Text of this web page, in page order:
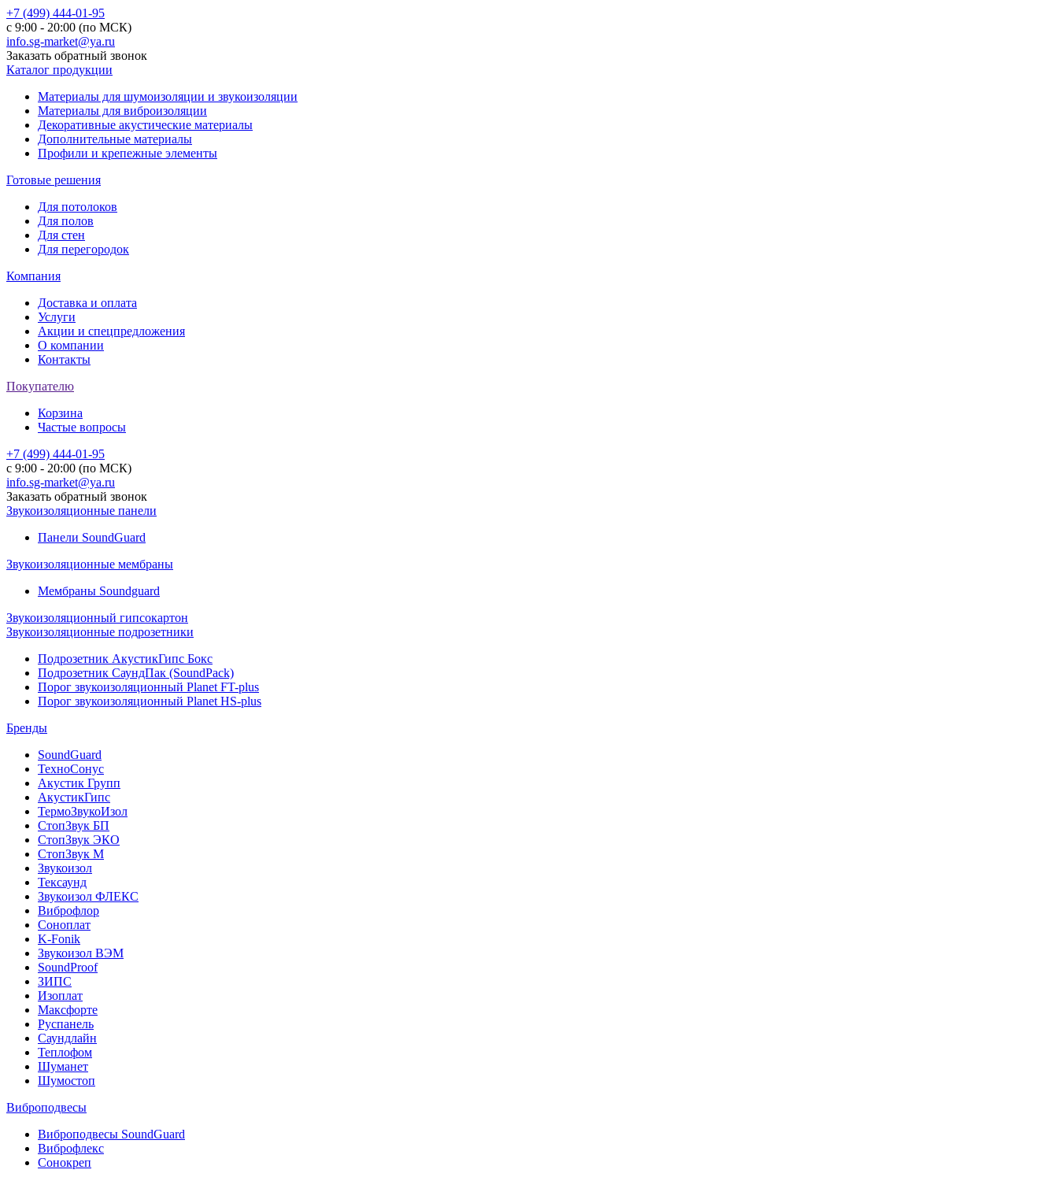
+7 (499) 444-01-95
с 9:00 - 20:00 (по МСК)
info.sg-market@ya.ru
Заказать обратный звонок
Каталог продукции
Материалы для шумоизоляции и звукоизоляции
Материалы для виброизоляции
Декоративные акустические материалы
Дополнительные материалы
Профили и крепежные элементы
Готовые решения
Для потолоков
Для полов
Для стен
Для перегородок
Компания
Доставка и оплата
Услуги
Акции и спецпредложения
О компании
Контакты
Покупателю
Корзина
Частые вопросы
+7 (499) 444-01-95
с 9:00 - 20:00 (по МСК)
info.sg-market@ya.ru
Заказать обратный звонок
Звукоизоляционные панели
Панели SoundGuard
Звукоизоляционные мембраны
Мембраны Soundguard
Звукоизоляционный гипсокартон
Звукоизоляционные подрозетники
Подрозетник АкустикГипс Бокс
Подрозетник СаундПак (SoundPack)
Порог звукоизоляционный Planet FT-plus
Порог звукоизоляционный Planet HS-plus
Бренды
SoundGuard
ТехноСонус
Акустик Групп
АкустикГипс
ТермоЗвукоИзол
СтопЗвук БП
СтопЗвук ЭКО
СтопЗвук М
Звукоизол
Тексаунд
Звукоизол ФЛЕКС
Виброфлор
Соноплат
K-Fonik
Звукоизол ВЭМ
SoundProof
ЗИПС
Изоплат
Максфорте
Руспанель
Саундлайн
Теплофом
Шуманет
Шумостоп
Виброподвесы
Виброподвесы SoundGuard
Виброфлекс
Сонокреп